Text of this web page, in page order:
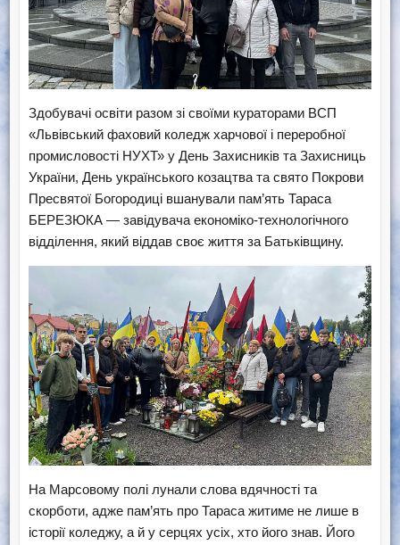
Здобувачі освіти разом зі своїми кураторами ВСП
«Львівський фаховий коледж харчової і переробної
промисловості НУХТ» у День Захисників та Захисниць
України, День українського козацтва та свято Покрови
Пресвятої Богородиці вшанували пам’ять Тараса
БЕРЕЗЮКА — завідувача економіко-технологічного
відділення, який віддав своє життя за Батьківщину.
На Марсовому полі лунали слова вдячності та
скорботи, адже пам’ять про Тараса житиме не лише в
історії коледжу, а й у серцях усіх, хто його знав. Його